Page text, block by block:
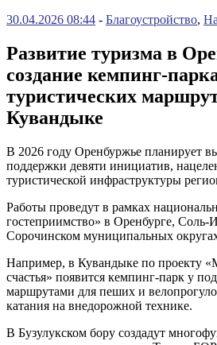
30.04.2026 08:44 - Благоустройство,
Развитие туризма в
создание кемпинг-
туристических
Кувандыке
В 2026 году Оренбуржье планирует
поддержки девяти инициатив,
туристической инфраструктуры
Работы проведут в рамках
гостеприимство» в Оренбурге,
Сорочинском муниципальных
Например, в Кувандыке по проекту
счастья» появится кемпинг-парк у
маршрутами для пеших и
катания на внедорожной технике.
В Бузулукском бору создадут